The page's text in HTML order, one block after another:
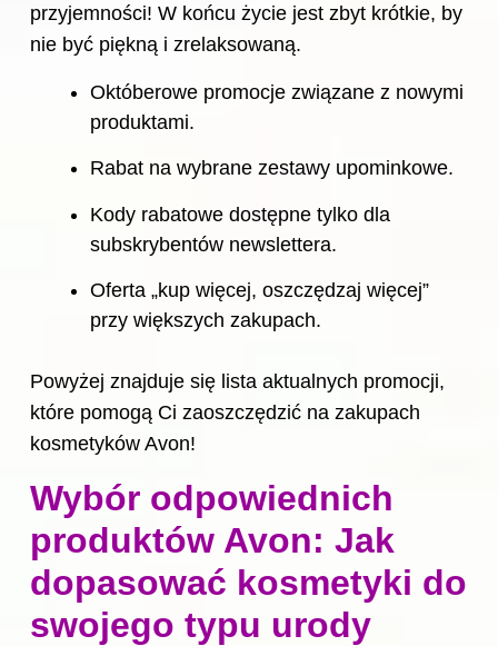
przyjemności! W końcu życie jest zbyt krótkie, by
nie być piękną i zrelaksowaną.
Októberowe promocje związane z nowymi
produktami.
Rabat na wybrane zestawy upominkowe.
Kody rabatowe dostępne tylko dla
subskrybentów newslettera.
Oferta „kup więcej, oszczędzaj więcej”
przy większych zakupach.
Powyżej znajduje się lista aktualnych promocji,
które pomogą Ci zaoszczędzić na zakupach
kosmetyków Avon!
Wybór odpowiednich
produktów Avon: Jak
dopasować kosmetyki do
swojego typu urody